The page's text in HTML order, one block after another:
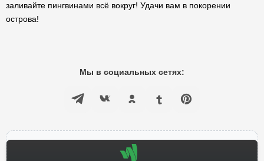
заливайте пингвинами всё вокруг! Удачи вам в покорении
острова!
Мы в социальных сетях: